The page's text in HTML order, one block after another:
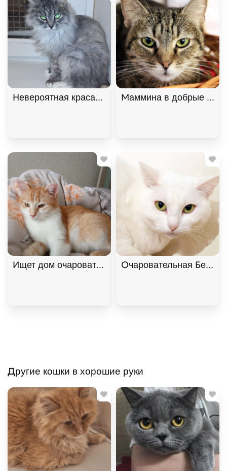
Невероятная красавица Ксюша МурМяу ищет
Маммина в добрые
Ищет дом очаровательная девочка котенок
Очаровательная
Другие кошки в хорошие руки